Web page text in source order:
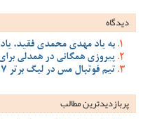
دیدگاه
به یاد مهدی محمدی فقید،
پیروزی همگانی در همدلی
تیم فوتبال مس در لیگ برتر 87_1386، با خاطرات مس
پربازدیدترین‌ مطالب